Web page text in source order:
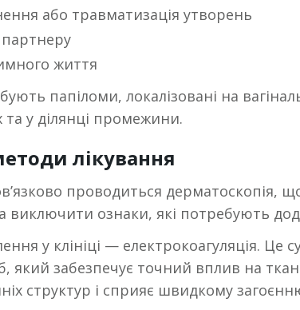
або травматизація утворень
партнеру
життя
папіломи, локалізовані на
та у ділянці промежини.
лікування
проводиться дерматоскопія,
виключити ознаки, які потребують
у клініці — електрокоагуляція. Це
який забезпечує точний вплив на
структур і сприяє швидкому